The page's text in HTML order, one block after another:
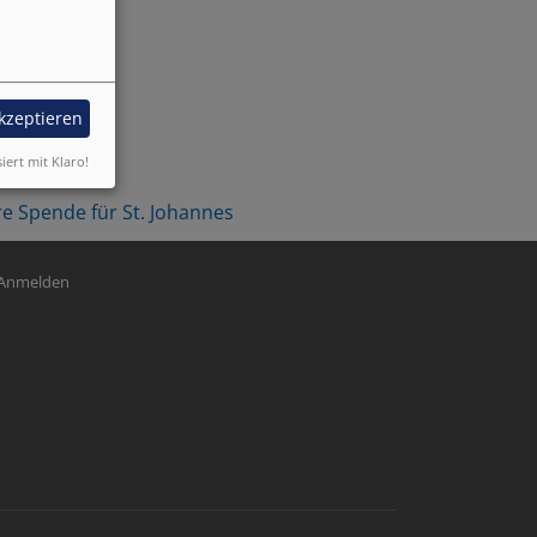
Spende für St. Johannes
mit Klaro!